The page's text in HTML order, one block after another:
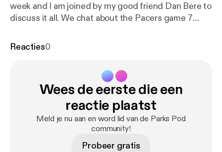
week and I am joined by my good friend Dan Bere to
discuss it all. We chat about the Pacers game 7
performance, and a look back at our favorite
Reacties0
Wees de eerste die een
reactie plaatst
Meld je nu aan en word lid van de Parks Pod
community!
Probeer gratis